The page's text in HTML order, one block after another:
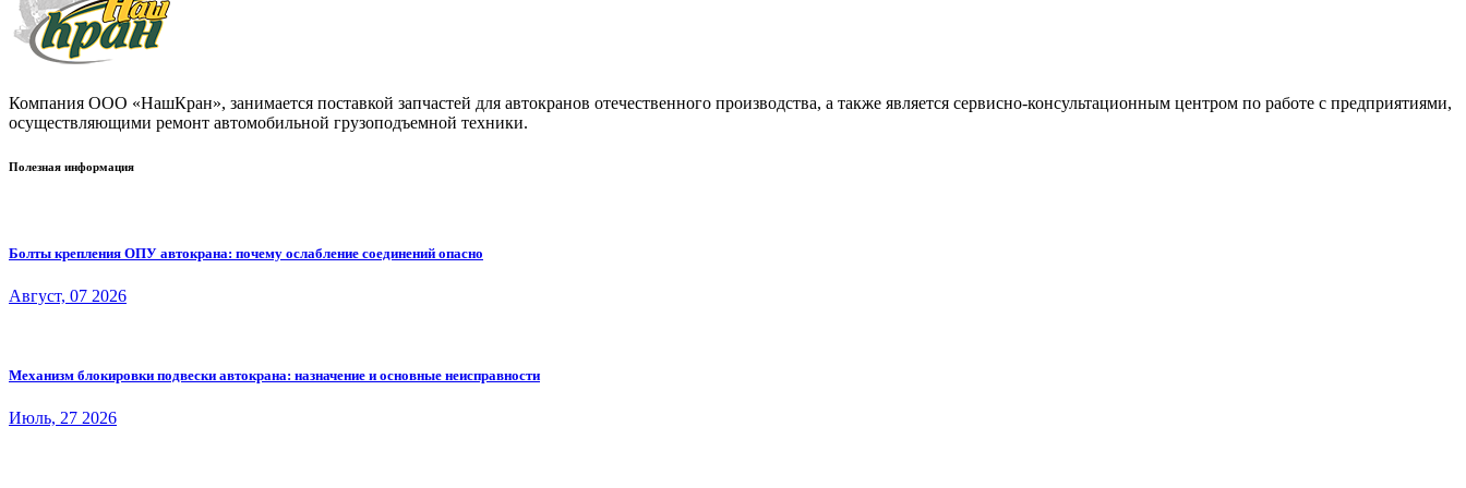
Компания ООО «НашКран», занимается поставкой запчастей для автокранов отечественного производства, а также является сервисно-консультационным центром по работе с предприятиями,
осуществляющими ремонт автомобильной грузоподъемной техники.
Полезная информация
Болты крепления ОПУ автокрана: почему ослабление соединений опасно
Август, 07 2026
Механизм блокировки подвески автокрана: назначение и основные неисправности
Июль, 27 2026